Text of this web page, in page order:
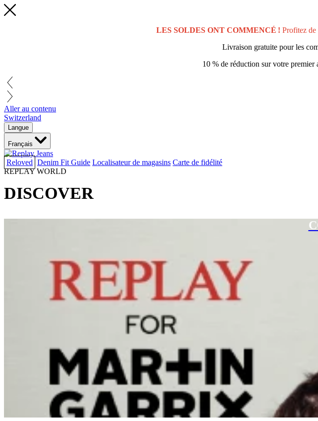
LES SOLDES ONT COMMENCÉ ! Profitez de
Livraison gratuite pour les
10 % de réduction sur votre premier
Aller au contenu
Switzerland
Langue
Français
Reloved Denim Fit Guide Localisateur de magasins Carte de fidélité
REPLAY WORLD
DISCOVER